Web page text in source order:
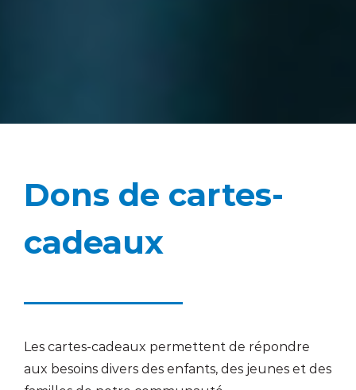
Dons de cartes-
cadeaux
Les cartes-cadeaux permettent de répondre
aux besoins divers des enfants, des jeunes et des